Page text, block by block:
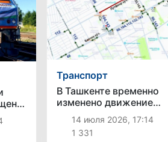
Транспорт
В Ташкенте временно
изменено движение
некоторых автобусных
маршрутов
14 июля 2026, 17:14
1 331